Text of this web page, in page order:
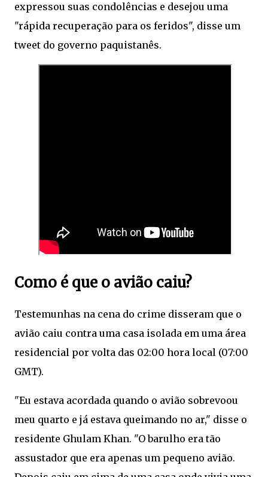
expressou suas condolências e desejou uma
"rápida recuperação para os feridos", disse um
tweet do governo paquistanês.
Como é que o avião caiu?
Testemunhas na cena do crime disseram que o
avião caiu contra uma casa isolada em uma área
residencial por volta das 02:00 hora local (07:00
GMT).
"Eu estava acordada quando o avião sobrevoou
meu quarto e já estava queimando no ar," disse o
residente Ghulam Khan. "O barulho era tão
assustador que era apenas um pequeno avião.